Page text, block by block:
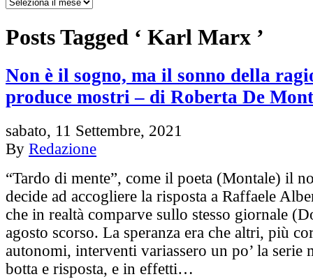
Posts Tagged ‘ Karl Marx ’
Non è il sogno, ma il sonno della
produce mostri – di Roberta De
sabato, 11 Settembre, 2021
By Redazione
“Tardo di mente”, come il poeta (Montale) il
decide ad accogliere la risposta a Raffaele
che in realtà comparve sullo stesso giornale
agosto scorso. La speranza era che altri, più
autonomi, interventi variassero un po’ la serie
botta e risposta, e in effetti…